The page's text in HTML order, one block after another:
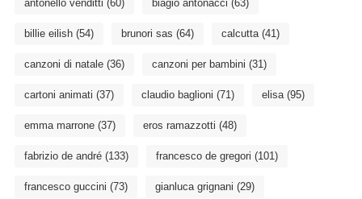
antonello venditti (60) biagio antonacci (63)
billie eilish(54) brunori sas (64) calcutta(41)
canzoni di natale(36) canzoni per bambini (31)
cartoni animati (37) claudio baglioni (71) elisa(95)
emma marrone(37) eros ramazzotti (48)
fabrizio de andré(133) francesco de gregori (101)
francesco guccini (73) gianluca grignani (29)